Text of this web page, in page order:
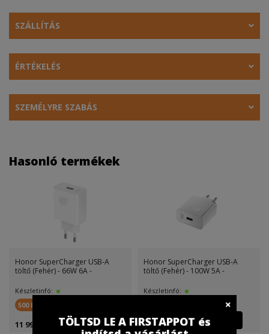
SZÁLLÍTÁS
ÉRTÉKELÉS
SZEMÉLYRE SZABÁS
Hasonló termékek
Honor SuperCharger USB-A
töltő (Fehér) - 66W 6A -
Készletinfó:
500 FirstPont
11 999 Ft
Honor SuperCharger USB-A
töltő (Fehér) - 100W 5A -
Készletinfó:
14 999 Ft
TÖLTSD LE A FIRSTAPPOT és